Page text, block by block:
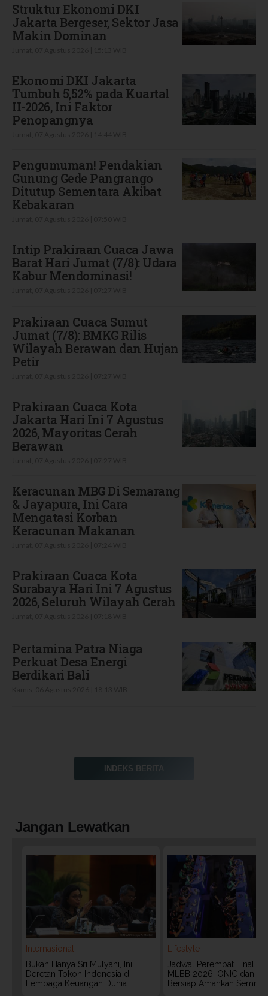
Struktur Ekonomi DKI
Jakarta Bergeser, Sektor Jasa
Makin Dominan
Ekonomi DKI Jakarta
Tumbuh 5,52% pada Kuartal
II-2026, Ini Faktor
Penopangnya
Pengumuman! Pendakian
Gunung Gede Pangrango
Ditutup Sementara Akibat
Kebakaran
Intip Prakiraan Cuaca Jawa
Barat Hari Jumat (7/8): Udara
Kabur Mendominasi!
Prakiraan Cuaca Sumut
Jumat (7/8): BMKG Rilis
Wilayah Berawan dan Hujan
Petir
Prakiraan Cuaca Kota
Jakarta Hari Ini 7 Agustus
2026, Mayoritas Cerah
Berawan
Keracunan MBG Di Semarang
& Jayapura, Ini Cara
Mengatasi Korban
Keracunan Makanan
Prakiraan Cuaca Kota
Surabaya Hari Ini 7 Agustus
2026, Seluruh Wilayah Cerah
Pertamina Patra Niaga
Perkuat Desa Energi
Berdikari Bali
INDEKS BERITA
Jangan Lewatkan
Internasional
Bukan Hanya Sri Mulyani, Ini
Deretan Tokoh Indonesia di
Lembaga Keuangan Dunia
Lifestyle
Jadwal Perempat Final
MLBB 2026: ONIC dan
Bersiap Amankan